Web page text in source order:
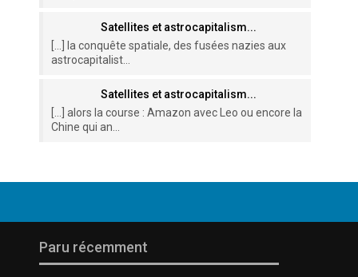
Satellites et astrocapitalism...
[…] la conquête spatiale, des fusées nazies aux
astrocapitalist...
Satellites et astrocapitalism...
[…] alors la course : Amazon avec Leo ou encore la
Chine qui an...
Paru récemment